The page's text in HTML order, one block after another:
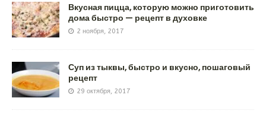
Вкусная пицца, которую можно приготовить
дома быстро — рецепт в духовке
2 ноября, 2017
Суп из тыквы, быстро и вкусно, пошаговый
рецепт
29 октября, 2017